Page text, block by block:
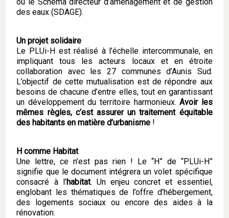
des eaux (SDAGE).
Un projet solidaire
Le PLUi-H est réalisé à l’échelle intercommunale, en
impliquant tous les acteurs locaux et en étroite
collaboration avec les 27 communes d’Aunis Sud.
L’objectif de cette mutualisation est de répondre aux
besoins de chacune d’entre elles, tout en garantissant
un développement du territoire harmonieux.Avoir les
mêmes règles, c’est assurer un traitement équitable
des habitants en matière d’urbanisme !
H comme Habitat
Une lettre, ce n’est pas rien ! Le “H” de “PLUi-H”
signifie que le document intégrera un volet spécifique
consacré à l’habitat. Un enjeu concret et essentiel,
englobant les thématiques de l’offre d’hébergement,
des logements sociaux ou encore des aides à la
rénovation.